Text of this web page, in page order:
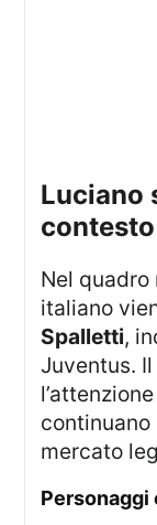
luciano spalletti e juventus:
Nel quadro relativo al campionato
italiano
Spalletti,
Juventus.
mercato